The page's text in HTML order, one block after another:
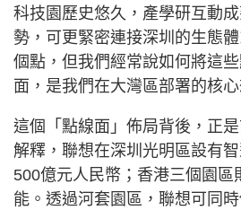
科技園歷史悠久，產學研互動
勢，可更緊密連接深圳的生態
個點，但我們經常說如何將這
面，是我們在大灣區部署的核心
這個「點線面」佈局背後，正
解釋，聯想在深圳光明區設有
500億元人民幣；香港三個園區
能。透過河套園區，聯想可同